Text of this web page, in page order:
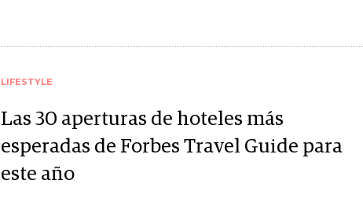
LIFESTYLE
Las 30 aperturas de hoteles más
esperadas de Forbes Travel Guide para
este año